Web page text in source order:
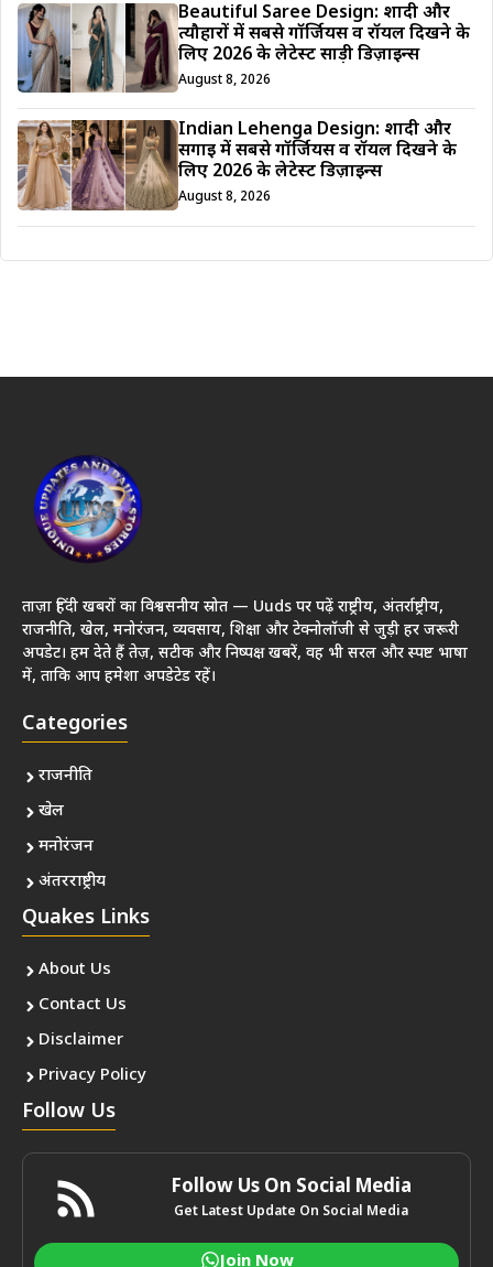
Beautiful Saree Design: शादी और
त्यौहारों में सबसे गॉर्जियस व रॉयल दिखने के
लिए 2026 के लेटेस्ट साड़ी डिज़ाइन्स
August 8, 2026
Indian Lehenga Design: शादी और
सगाई में सबसे गॉर्जियस व रॉयल दिखने के
लिए 2026 के लेटेस्ट डिज़ाइन्स
August 8, 2026
ताज़ा हिंदी खबरों का विश्वसनीय स्रोत — Uuds पर पढ़ें राष्ट्रीय, अंतर्राष्ट्रीय,
राजनीति, खेल, मनोरंजन, व्यवसाय, शिक्षा और टेक्नोलॉजी से जुड़ी हर जरूरी
अपडेट। हम देते हैं तेज़, सटीक और निष्पक्ष खबरें, वह भी सरल और स्पष्ट भाषा
में, ताकि आप हमेशा अपडेटेड रहें।
Categories
राजनीति
खेल
मनोरंजन
अंतरराष्ट्रीय
Quakes Links
About Us
Contact Us
Disclaimer
Privacy Policy
Follow Us
Follow Us On Social Media
Get Latest Update On Social Media
Join Now